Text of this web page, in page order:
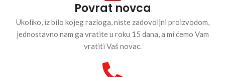
Povrat novca
Ukoliko, iz bilo kojeg razloga, niste zadovoljni proizvodom,
jednostavno nam ga vratite u roku 15 dana, a mi ćemo Vam
vratiti Vaš novac.